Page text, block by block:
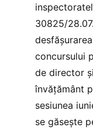
30825/
concursului
de director
învăţământ
sesiunea
se găsește